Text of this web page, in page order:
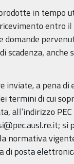
in tempo
entro
domande
scadenza,
inviate, a pena di
termini di cui
all’indirizzo PEC
normativa
di posta